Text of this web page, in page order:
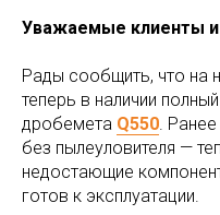
Уважаемые клиенты
Рады сообщить, что на
теперь в наличии
дробемета Q550.
без пылеуловителя —
недостающие
готов к эксплуатации.